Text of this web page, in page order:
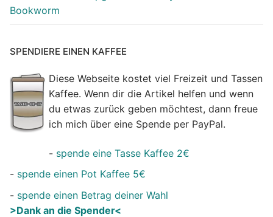
Bookworm
SPENDIERE EINEN KAFFEE
Diese Webseite kostet viel Freizeit und Tassen
Kaffee. Wenn dir die Artikel helfen und wenn
du etwas zurück geben möchtest, dann freue
ich mich über eine Spende per PayPal.
- spende eine Tasse Kaffee 2€
- spende einen Pot Kaffee 5€
- spende einen Betrag deiner Wahl
>Dank an die Spender<